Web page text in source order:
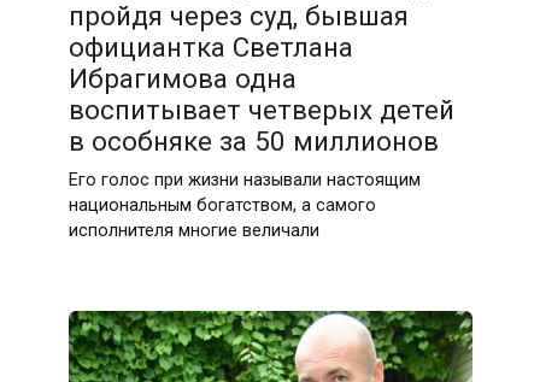
пройдя через суд, бывшая
официантка Светлана
Ибрагимова одна
воспитывает четверых детей
в особняке за 50 миллионов
Его голос при жизни называли настоящим
национальным богатством, а самого
исполнителя многие величали